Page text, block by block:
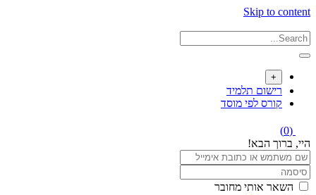
Skip to content
+
רישום תלמיד
קורס לפי מוסד
(0)
היי, ברוך הבא!
השאר אותי מחובר